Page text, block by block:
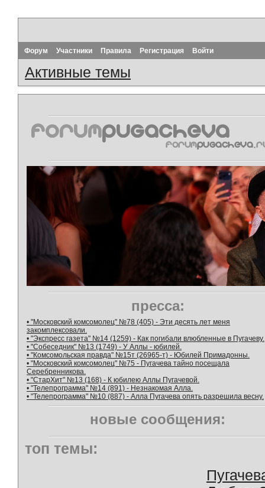
Форум Участники Правила Регистрация Войти
Активные темы
пресса:
• "Московский комсомолец" №78 (405) - Эти десять лет меня
закомплексовали.
• "Экспресс газета" №14 (1259) - Как погибали влюбленные в Пугачеву.
• "Собеседник" №13 (1749) - У Аллы - юбилей.
• "Комсомольская правда" №15т (26965-т) - Юбилей Примадонны.
• "Московский комсомолец" №75 - Пугачева тайно посещала
Серебренникова.
• "СтарХит" №13 (168) - К юбилею Аллы Пугачевой.
• "Телепрограмма" №14 (891) - Незнакомая Алла.
• "Телепрограмма" №10 (887) - Алла Пугачева опять разрешила весну.
новые сообщения:
топ темы: